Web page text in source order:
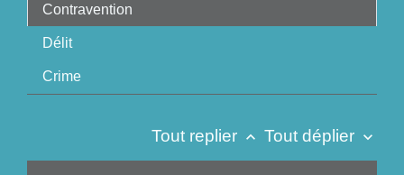
Contravention
Délit
Crime
Tout replier keyboard_arrow_up Tout déplier keyboard_arrow_down